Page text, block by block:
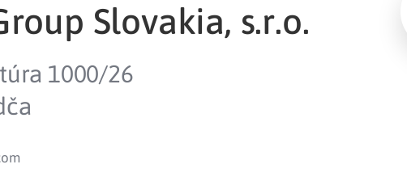
poisťovne
aplikácia
v pohodlí domova
pre cudzincov
Slovakia, s.r.o.
1000/26